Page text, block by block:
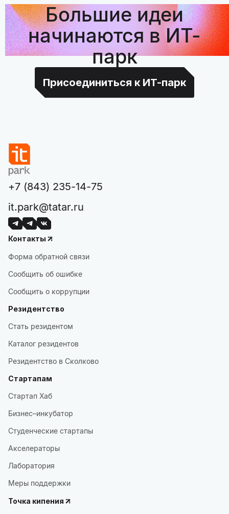
Большие идеи
начинаются в ИТ-
парк
Присоединиться к ИТ-парк
+7 (843) 235-14-75
it.park@tatar.ru
Контакты
Форма обратной связи
Сообщить об ошибке
Сообщить о коррупции
Резидентство
Стать резидентом
Каталог резидентов
Резидентство в Сколково
Стартапам
Стартап Хаб
Бизнес–инкубатор
Студенческие стартапы
Акселераторы
Лаборатория
Меры поддержки
Точка кипения